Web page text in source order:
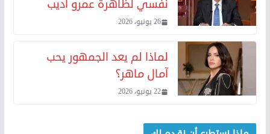
نفسي لظاهرة عمرو أديب
26 يونيو، 2026
لماذا لم يعد الجمهور يحب
آمال ماهر؟
22 يونيو، 2026